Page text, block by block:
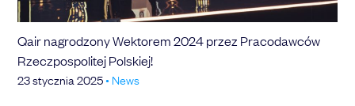
Qair nagrodzony Wektorem 2024 przez Pracodawców
Rzeczpospolitej Polskiej!
23 stycznia 2025• News